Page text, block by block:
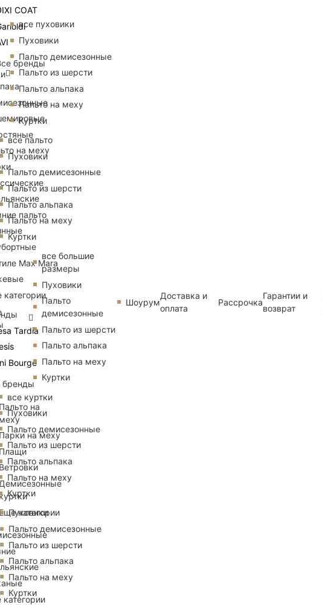
COAT
бренды
на меху
пальто
Max Mara
категории
Tardia
Bourge
бренды
Пальто на
меху
Парки на меху
Плащи
Ветровки
Демисезонные
Еще категории
все пуховики
Пуховики
Пальто демисезонные
Пальто из шерсти
Пальто альпака
Пальто на меху
Куртки
все пальто
Пуховики
Пальто демисезонные
Пальто из шерсти
Пальто альпака
Пальто на меху
Куртки
все большие
размеры
Пуховики
Пальто
демисезонные
Пальто из шерсти
Пальто альпака
Пальто на меху
Куртки
все куртки
Пуховики
Пальто демисезонные
Пальто из шерсти
Пальто альпака
Пальто на меху
Куртки
Пуховики
Пальто демисезонные
Пальто из шерсти
Пальто альпака
Пальто на меху
Куртки
Шоурум
Доставка и
оплата
Рассрочка
Гарантии и
возврат